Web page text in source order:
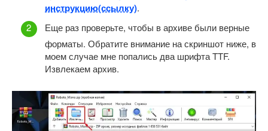
инструкцию(ссылку).
Еще раз проверьте, чтобы в архиве были верные
форматы. Обратите внимание на скриншот ниже, в
моем случае мне попались два шрифта TTF.
Извлекаем архив.